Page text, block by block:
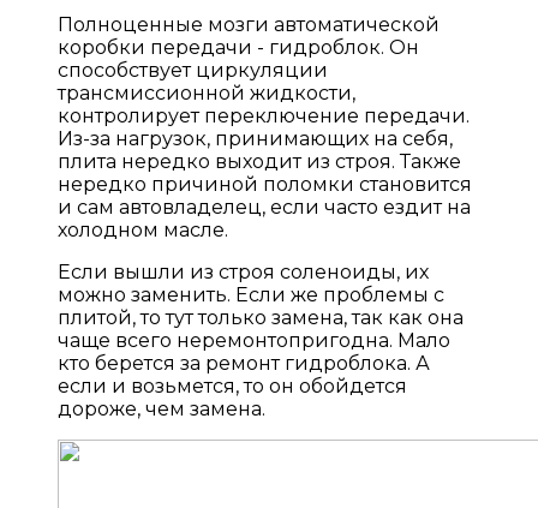
Полноценные мозги автоматической
коробки передачи - гидроблок. Он
способствует циркуляции
трансмиссионной жидкости,
контролирует переключение передачи.
Из-за нагрузок, принимающих на себя,
плита нередко выходит из строя. Также
нередко причиной поломки становится
и сам автовладелец, если часто ездит на
холодном масле.
Если вышли из строя соленоиды, их
можно заменить. Если же проблемы с
плитой, то тут только замена, так как она
чаще всего неремонтопригодна. Мало
кто берется за ремонт гидроблока. А
если и возьмется, то он обойдется
дороже, чем замена.